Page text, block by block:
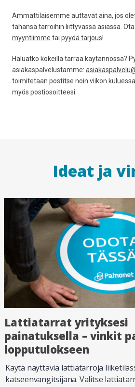
Ammattilaisemme auttavat aina, jos
tahansa tarroihin liittyvässä asiassa.
myyntiimme tai pyydä tarjous!
Haluatko kokeilla tarraa käytännössä?
asiakaspalvelustamme:
toimitetaan postitse noin viikon
myös postiosoitteesi.
Ideat ja
Lattiatarrat yrityksesi
painatuksella – vinkit
lopputulokseen
Käytä näyttäviä lattiatarroja
katseenvangitsijana. Valitse